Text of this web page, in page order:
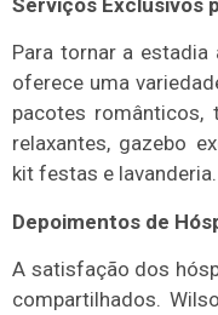
Para tornar a estadia
oferece uma
pacotes românticos,
relaxantes, gazebo
kit festas e lavanderia.
Depoimentos de
A satisfação dos
compartilhados.